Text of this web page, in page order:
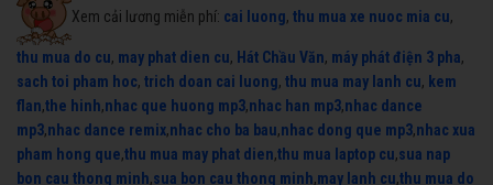
Xem cải lương miễn phí: cai luong, thu mua xe nuoc mia cu,
thu mua do cu, may phat dien cu, Hát Chầu Văn, máy phát điện 3 pha,
sach toi pham hoc, trich doan cai luong, thu mua may lanh cu, kem
flan,the hinh,nhac que huong mp3,nhac han mp3,nhac dance
mp3,nhac dance remix,nhac cho ba bau,nhac dong que mp3,nhac xua
pham hong que,thu mua may phat dien,thu mua laptop cu,sua nap
bon cau thong minh,sua bon cau thong minh,may lanh cu,thu mua do